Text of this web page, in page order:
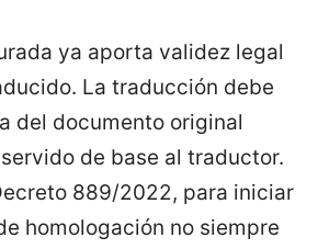
ya aporta validez legal
La traducción debe
del documento original
de base al traductor.
889/2022, para iniciar
homologación no siempre